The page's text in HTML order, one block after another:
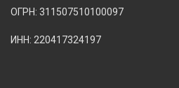
ОГРН: 311507510100097
ИНН: 220417324197